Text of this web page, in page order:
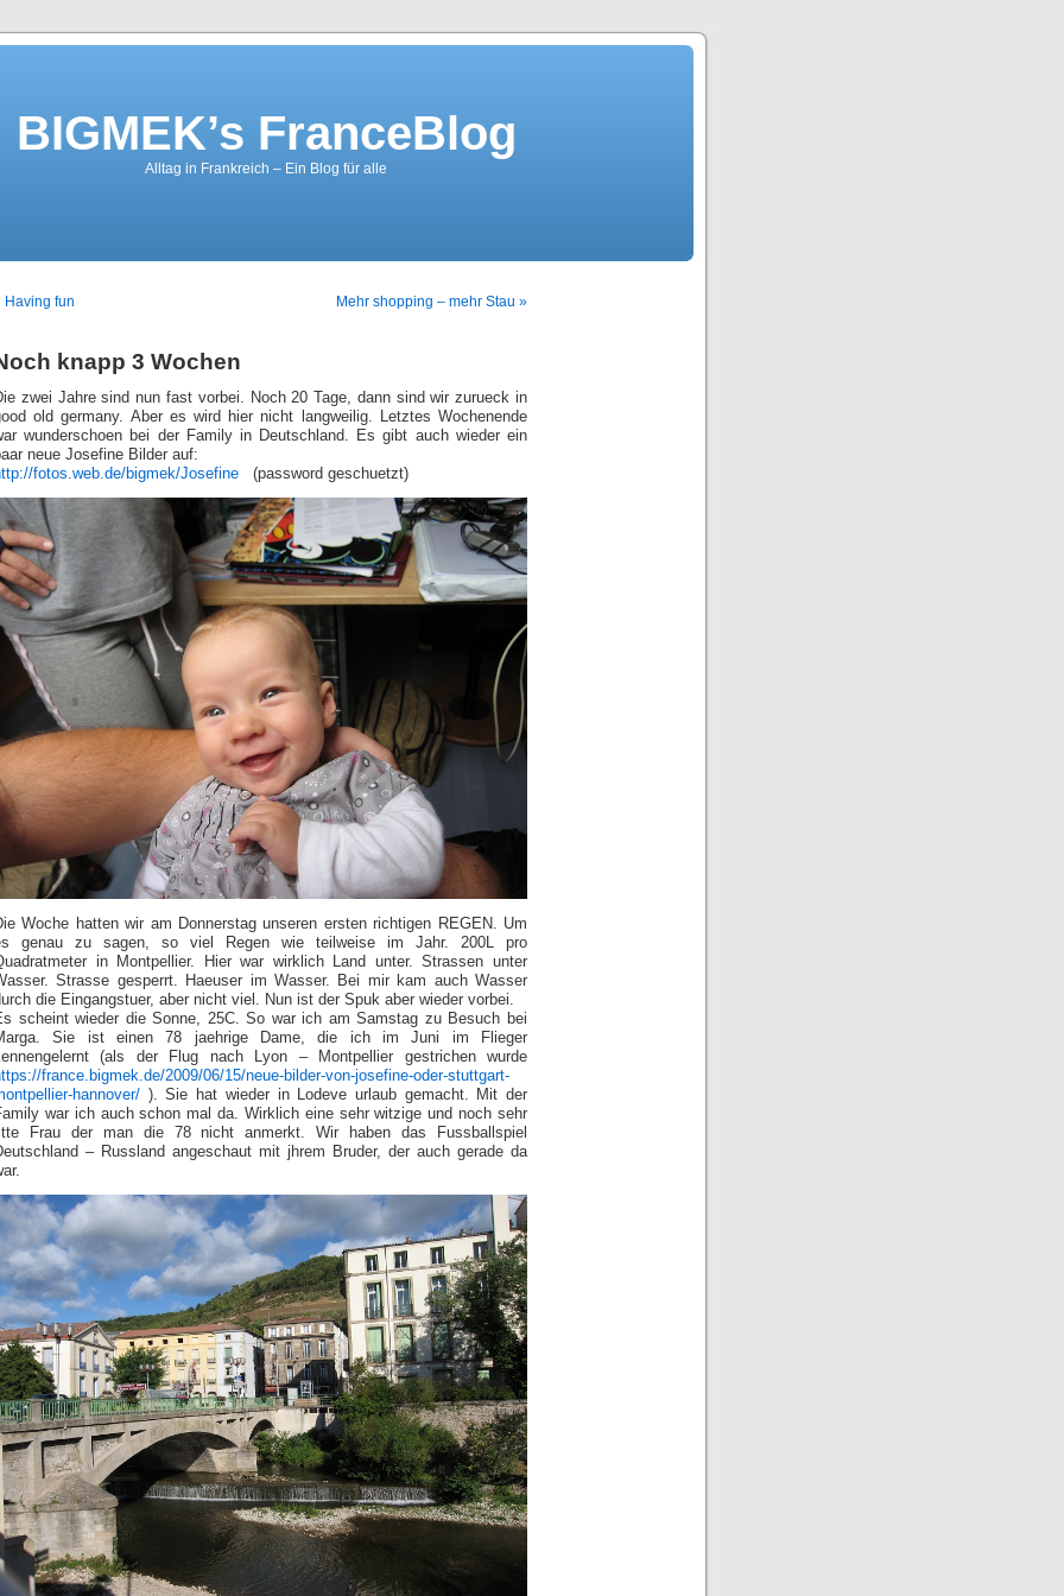
BIGMEK’s FranceBlog
Alltag in Frankreich – Ein Blog für alle
Having fun Mehr shopping – mehr Stau »
knapp 3 Wochen
zwei Jahre sind nun fast vorbei. Noch 20 Tage, dann sind wir zurueck in
old germany. Aber es wird hier nicht langweilig. Letztes Wochenende
wunderschoen bei der Family in Deutschland. Es gibt auch wieder ein
neue Josefine Bilder auf:
fotos.web.de/bigmek/Josefine (password geschuetzt)
Woche hatten wir am Donnerstag unseren ersten richtigen REGEN. Um
genau zu sagen, so viel Regen wie teilweise im Jahr. 200L pro
in Montpellier. Hier war wirklich Land unter. Strassen unter
Strasse gesperrt. Haeuser im Wasser. Bei mir kam auch Wasser
die Eingangstuer, aber nicht viel. Nun ist der Spuk aber wieder vorbei.
scheint wieder die Sonne, 25C. So war ich am Samstag zu Besuch bei
Sie ist einen 78 jaehrige Dame, die ich im Juni im Flieger
(als der Flug nach Lyon – Montpellier gestrichen wurde
france.bigmek.de/2009/06/15/neue-bilder-von-josefine-oder-stuttgart-
hannover/ ). Sie hat wieder in Lodeve urlaub gemacht. Mit der
war ich auch schon mal da. Wirklich eine sehr witzige und noch sehr
Frau der man die 78 nicht anmerkt. Wir haben das Fussballspiel
– Russland angeschaut mit jhrem Bruder, der auch gerade da